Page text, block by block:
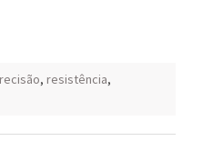
, resistência,